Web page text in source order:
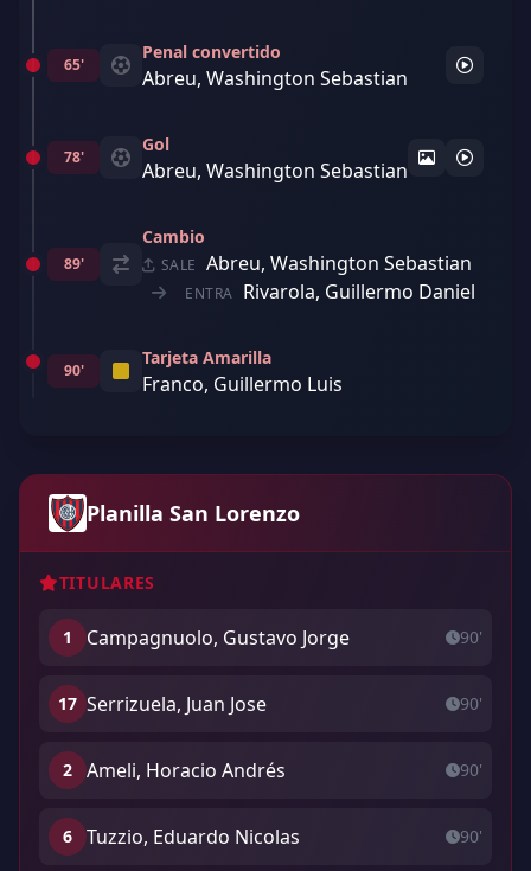
65'
Penal convertido
Abreu, Washington Sebastian
78'
Gol
Abreu, Washington Sebastian
89'
Cambio
SALE Abreu, Washington Sebastian
ENTRA Rivarola, Guillermo Daniel
90'
Tarjeta Amarilla
Franco, Guillermo Luis
Planilla San Lorenzo
TITULARES
1 Campagnuolo, Gustavo Jorge 90'
17 Serrizuela, Juan Jose 90'
2 Ameli, Horacio Andrés 90'
6 Tuzzio, Eduardo Nicolas 90'